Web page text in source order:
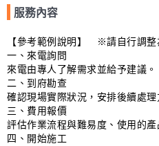
服務內容
【參考範例說明】　※請自行調
一、來電詢問
來電由專人了解需求並給予建議。
二、到府勘查
確認現場實際狀況，安排後續處理
三、費用報價
評估作業流程與難易度、使用的產
四、開始施工